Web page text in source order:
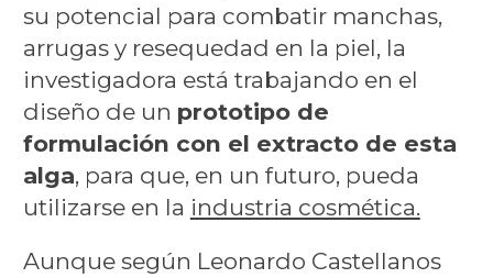
su potencial para combatir manchas,
arrugas y resequedad en la piel, la
investigadora está trabajando en el
diseño de un prototipo de
formulación con el extracto de esta
alga, para que, en un futuro, pueda
utilizarse en la industria cosmética.
Aunque según Leonardo Castellanos